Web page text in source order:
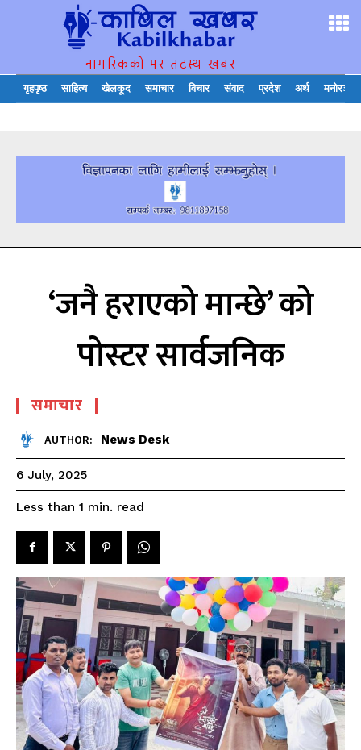
नागरिकको भर तटस्थ खबर
गृहपृष्ठ साहित्य खेलकूद समाचार विचार संवाद प्रदेश अर्थ मनोरञ्जन
‘जनै हराएको मान्छे’ को
पोस्टर सार्वजनिक
समाचार
AUTHOR: News Desk
6 July, 2025
Less than 1 min. read